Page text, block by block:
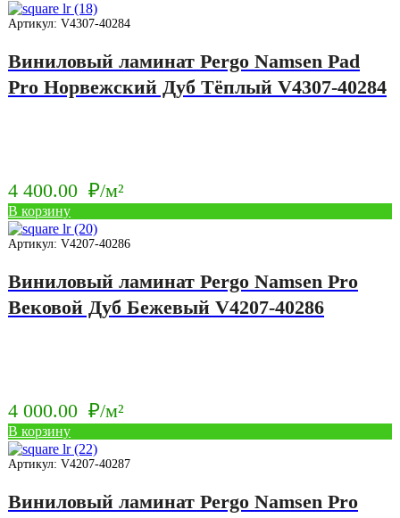
Артикул: V4307-40284
Виниловый ламинат Pergo Namsen Pad
Pro Норвежский Дуб Тёплый V4307-40284
4 400.00 ₽/м²
В корзину
Артикул: V4207-40286
Виниловый ламинат Pergo Namsen Pro
Вековой Дуб Бежевый V4207-40286
4 000.00 ₽/м²
В корзину
Артикул: V4207-40287
Виниловый ламинат Pergo Namsen Pro